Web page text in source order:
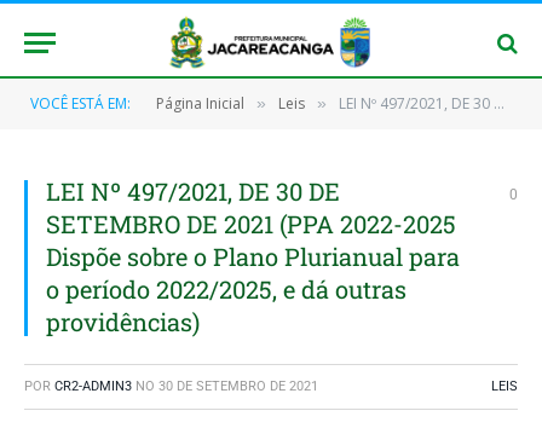
VOCÊ ESTÁ EM: Página Inicial » Leis » LEI Nº 497/2021, DE 30 DE SETEMBRO DE 2021 (PPA 2022-2025 Dispõe sobre o Plano Plurianual para o período 2022/2025, e dá outras providências)
LEI Nº 497/2021, DE 30 DE
SETEMBRO DE 2021 (PPA 2022-2025
Dispõe sobre o Plano Plurianual para
o período 2022/2025, e dá outras
providências)
0
POR CR2-ADMIN3 NO 30 DE SETEMBRO DE 2021 LEIS